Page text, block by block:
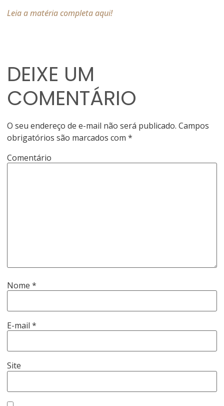
Leia a matéria completa aqui!
DEIXE UM
COMENTÁRIO
O seu endereço de e-mail não será publicado. Campos
obrigatórios são marcados com*
Comentário
Nome*
E-mail*
Site